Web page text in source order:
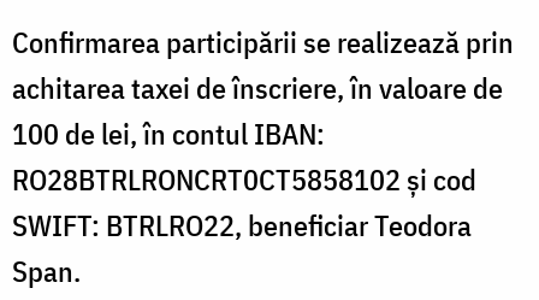
Confirmarea participării se realizează prin
achitarea taxei de înscriere, în valoare de
100 de lei, în contul IBAN:
RO28BTRLRONCRT0CT5858102 și cod
SWIFT: BTRLRO22, beneficiar Teodora
Span.